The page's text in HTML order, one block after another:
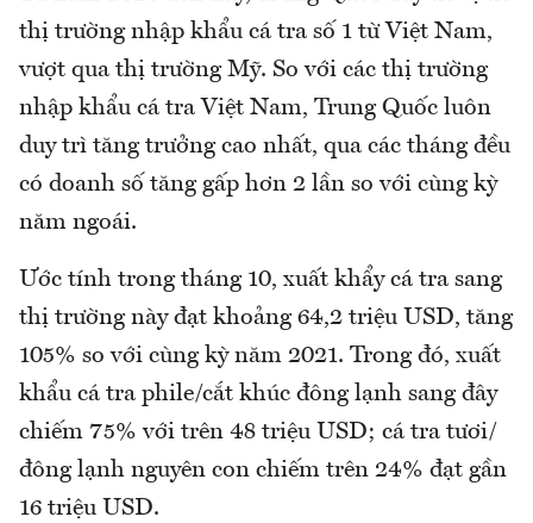
thị trường nhập khẩu cá tra số 1 từ Việt Nam,
vượt qua thị trường Mỹ. So với các thị trường
nhập khẩu cá tra Việt Nam, Trung Quốc luôn
duy trì tăng trưởng cao nhất, qua các tháng đều
có doanh số tăng gấp hơn 2 lần so với cùng kỳ
năm ngoái.
Ước tính trong tháng 10, xuất khẩy cá tra sang
thị trường này đạt khoảng 64,2 triệu USD, tăng
105% so với cùng kỳ năm 2021. Trong đó, xuất
khẩu cá tra phile/cắt khúc đông lạnh sang đây
chiếm 75% với trên 48 triệu USD; cá tra tươi/
đông lạnh nguyên con chiếm trên 24% đạt gần
16 triệu USD.